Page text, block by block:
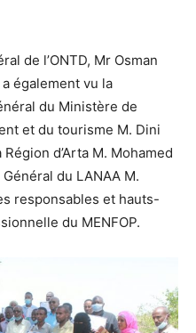
de l’ONTD, Mr Osman
également vu la
du Ministère de
et du tourisme M. Dini
d’Arta M. Mohamed
du LANAA M.
responsables et hauts-
du MENFOP.